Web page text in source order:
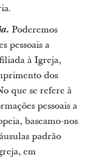
Poderemos
pessoais a
à Igreja,
dos
que se refere à
pessoais a
baseamo-nos
padrão
em